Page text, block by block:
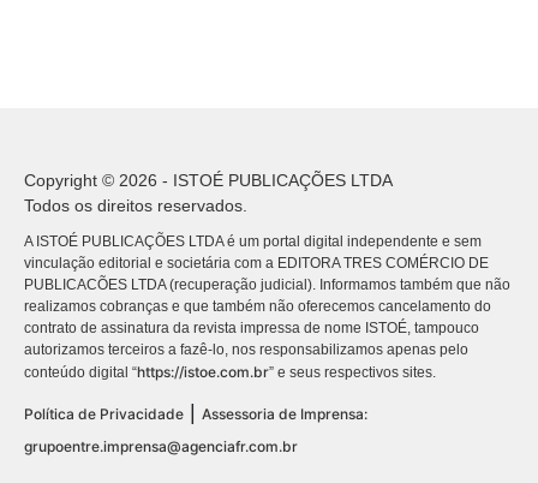
Copyright © 2026 - ISTOÉ PUBLICAÇÕES LTDA
Todos os direitos reservados.
A ISTOÉ PUBLICAÇÕES LTDA é um portal digital independente e sem
vinculação editorial e societária com a EDITORA TRES COMÉRCIO DE
PUBLICACÕES LTDA (recuperação judicial). Informamos também que não
realizamos cobranças e que também não oferecemos cancelamento do
contrato de assinatura da revista impressa de nome ISTOÉ, tampouco
autorizamos terceiros a fazê-lo, nos responsabilizamos apenas pelo
conteúdo digital “https://istoe.com.br” e seus respectivos sites.
Política de Privacidade | Assessoria de Imprensa:
grupoentre.imprensa@agenciafr.com.br